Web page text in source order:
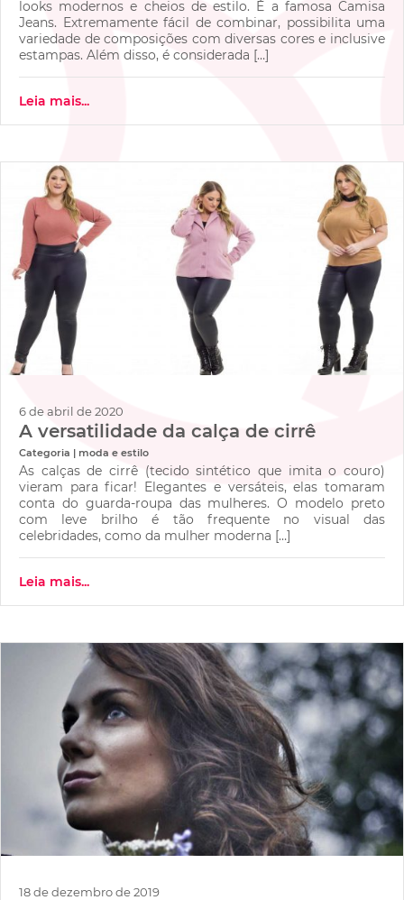
looks modernos e cheios de estilo. É a famosa Camisa
Jeans. Extremamente fácil de combinar, possibilita uma
variedade de composições com diversas cores e inclusive
estampas. Além disso, é considerada […]
Leia mais...
6 de abril de 2020
A versatilidade da calça de cirrê
Categoria | moda e estilo
As calças de cirrê (tecido sintético que imita o couro)
vieram para ficar! Elegantes e versáteis, elas tomaram
conta do guarda-roupa das mulheres. O modelo preto
com leve brilho é tão frequente no visual das
celebridades, como da mulher moderna […]
Leia mais...
18 de dezembro de 2019